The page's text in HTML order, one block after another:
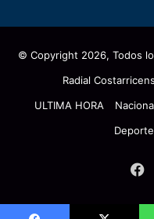
© Copyright 2026, Todos
Radial
ULTIMA HORA